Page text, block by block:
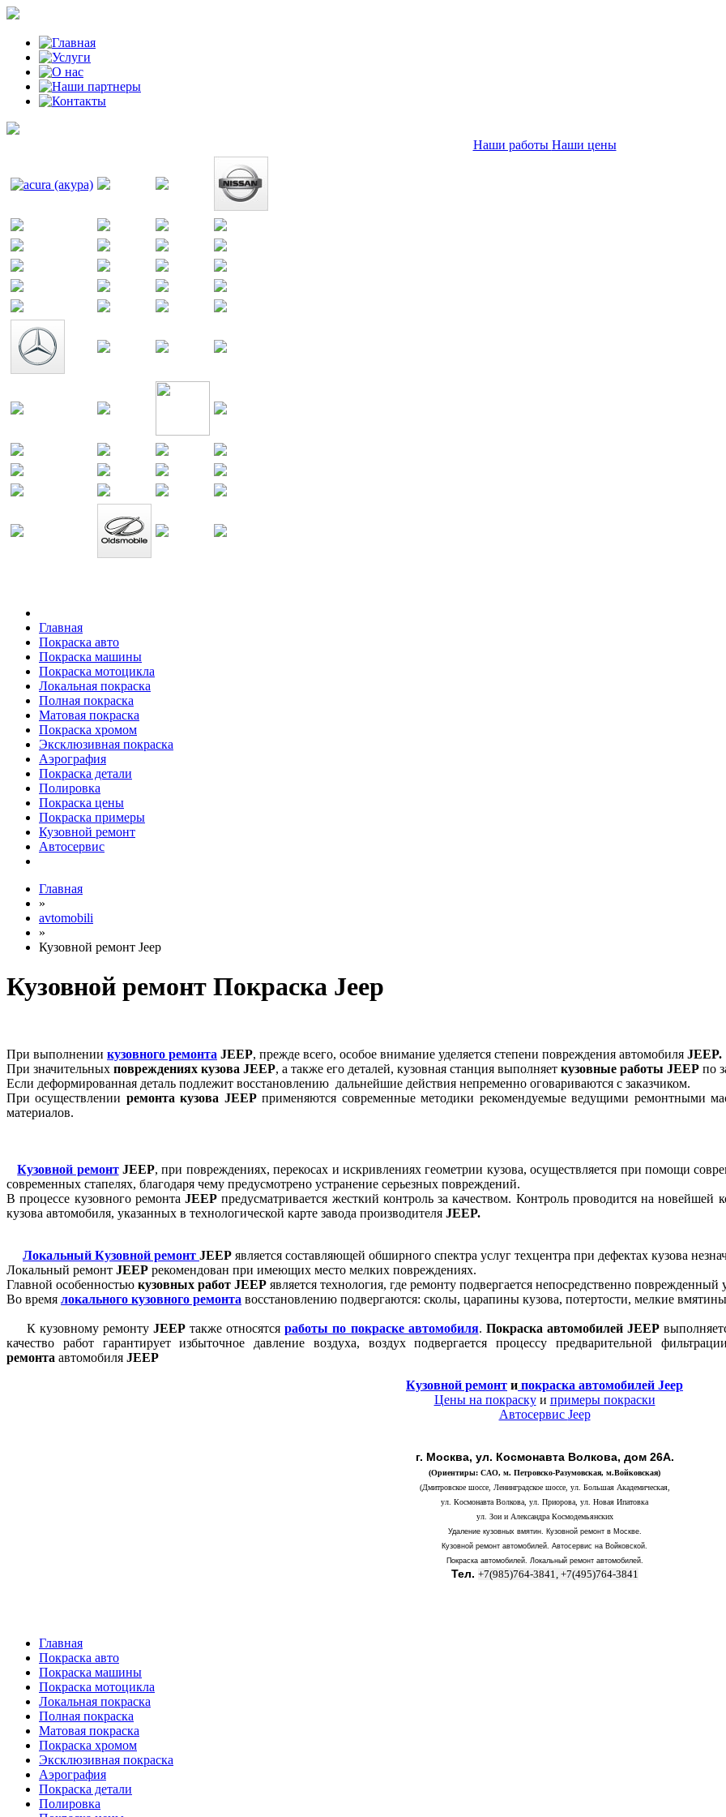
Наши работы Наши цены
Главная
Покраска авто
Покраска машины
Покраска мотоцикла
Локальная покраска
Полная покраска
Матовая покраска
Покраска хромом
Эксклюзивная покраска
Аэрография
Покраска детали
Полировка
Покраска цены
Покраска примеры
Кузовной ремонт
Автосервис
Главная
»
avtomobili
»
Кузовной ремонт Jeep
Кузовной ремонт Покраска Jeep
При выполнении кузовного ремонта JEEP, прежде всего, особое внимание уделяется степени повреждения автомобиля JEEP.
При значительных повреждениях кузова JEEP, а также его деталей, кузовная станция выполняет кузовные работы JEEP по
Если деформированная деталь подлежит восстановлению дальнейшие действия непременно оговариваются с заказчиком.
При осуществлении ремонта кузова JEEPприменяются современные методики рекомендуемые ведущими ремонтными
материалов.
Кузовной ремонт JEEP, при повреждениях, перекосах и искривлениях геометрии кузова, осуществляется при помощи
современных стапелях, благодаря чему предусмотрено устранение серьезных повреждений.
В процессе кузовного ремонта JEEP предусматривается жесткий контроль за качеством. Контроль проводится на
кузова автомобиля, указанных в технологической карте завода производителя JEEP.
Локальный Кузовной ремонт JEEP является составляющей обширного спектра услуг техцентра при дефектах кузова
Локальный ремонт JEEP рекомендован при имеющих место мелких повреждениях.
Главной особенностью кузовных работ JEEP является технология, где ремонту подвергается непосредственно поврежденный
Во время локального кузовного ремонта восстановлению подвергаются: сколы, царапины кузова, потертости, мелкие вмятины
К кузовному ремонтуJEEP также относятсяработы по покраске автомобиля. Покраска автомобилей JEEP
качество работ гарантирует избыточное давление воздуха, воздух подвергается процессу предварительной
ремонта автомобиля JEEP
Кузовной ремонт и покраска автомобилей Jeep
Цены на покраскуи примеры покраски
Автосервис Jeep
г. Москва, ул. Космонавта Волкова, дом 26А.
(Ориентиры: САО, м. Петровско-Разумовская, м.Войковская)
(Дмитровское шоссе, Ленинградское шоссе, ул. Большая Академическая,
ул. Космонавта Волкова, ул. Приорова, ул. Новая Ипатовка
ул. Зои и Александра Космодемьянских
Удаление кузовных вмятин. Кузовной ремонт в Москве.
Кузовной ремонт автомобилей. Автосервис на Войковской.
Покраска автомобилей. Локальный ремонт автомобилей.
Тел. +7(985)764-3841, +7(495)764-3841
Главная
Покраска авто
Покраска машины
Покраска мотоцикла
Локальная покраска
Полная покраска
Матовая покраска
Покраска хромом
Эксклюзивная покраска
Аэрография
Покраска детали
Полировка